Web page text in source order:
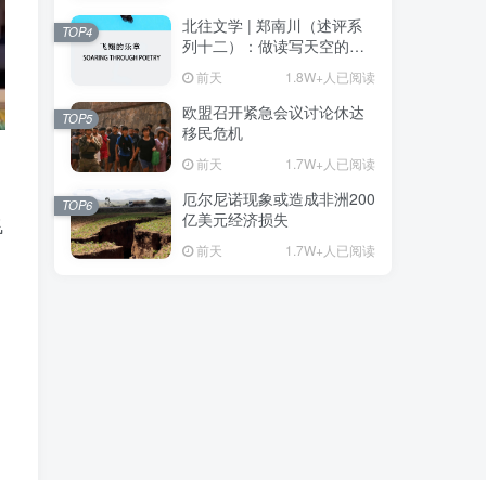
北往文学 | 郑南川（述评系
列十二）：做读写天空的诗
章》）（附：心漫述评）
前天 1.8W+人已阅读
TOP4
欧盟召开紧急会议讨论休达
移民危机
前天 1.7W+人已阅读
TOP5
厄尔尼诺现象或造成非洲200
亿美元经济损失
前天 1.7W+人已阅读
TOP6